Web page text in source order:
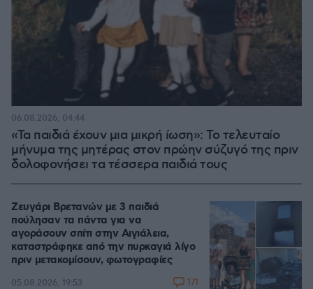
«Τα παιδιά έχουν μια μικρή ίωση»: Το τελευταίο
μήνυμα της μητέρας στον πρώην σύζυγό της πριν
δολοφονήσει τα τέσσερα παιδιά τους
06.08.2026, 04:44
Ζευγάρι Βρετανών με 3 παιδιά
πούλησαν τα πάντα για να
αγοράσουν σπίτι στην Αιγιάλεια,
καταστράφηκε από την πυρκαγιά λίγο
πριν μετακομίσουν, φωτογραφίες
05.08.2026, 19:53 171